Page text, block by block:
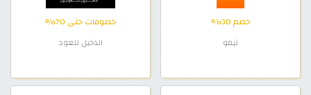
خصم 30%
تيمو
خصومات حتى 70%
الدخيل للعود